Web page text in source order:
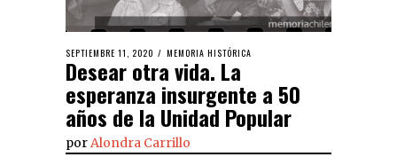
SEPTIEMBRE 11, 2020 MEMORIA HISTÓRICA
Desear otra vida. La
esperanza insurgente a 50
años de la Unidad Popular
porAlondra Carrillo